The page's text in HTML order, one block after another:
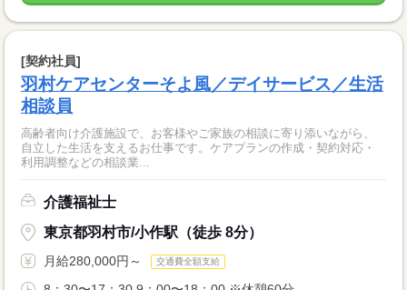
[契約社員]
羽村ケアセンターそよ風／デイサービス／生活
相談員
高齢者向け介護施設で、お客様やご家族の相談に寄り添いながら、
自立した生活を支えるお仕事です。ケアプランの作成・契約対応・
利用調整などの相談業...
介護福祉士
東京都羽村市/小作駅（徒歩 8分）
月給280,000円～ 交通費全額支給